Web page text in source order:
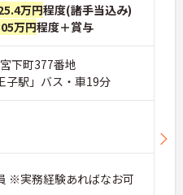
万円程度(諸手当込み)
万円程度＋賞与
下町377番地
子駅」バス・車19分
※実務経験あればなお可